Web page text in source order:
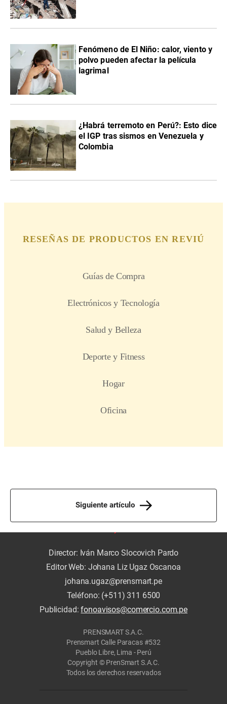
Fenómeno de El Niño: calor, viento y
polvo pueden afectar la película
lagrimal
¿Habrá terremoto en Perú?: Esto dice
el IGP tras sismos en Venezuela y
Colombia
Siguiente artículo
Director: Iván Marco Slocovich Pardo
Editor Web: Johana Liz Ugaz Oscanoa
johana.ugaz@prensmart.pe
Teléfono: (+511) 311 6500
Publicidad:fonoavisos@comercio.com.pe
PRENSMART S.A.C.
Prensmart Calle Paracas #532
Pueblo Libre, Lima - Perú
Copyright © PrenSmart S.A.C.
Todos los derechos reservados